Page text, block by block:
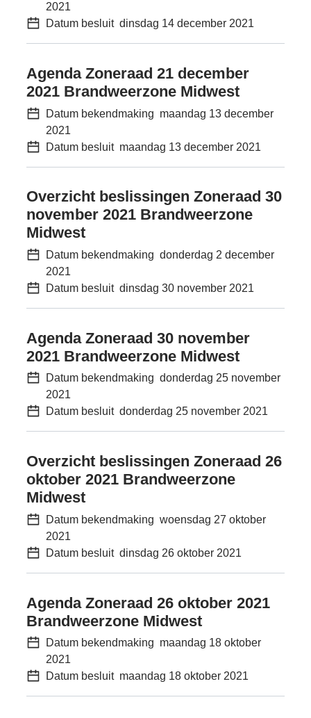
2021
Datum besluit dinsdag 14 december 2021
Agenda Zoneraad 21 december
2021 Brandweerzone Midwest
Datum bekendmaking maandag 13 december
2021
Datum besluit maandag 13 december 2021
Overzicht beslissingen Zoneraad 30
november 2021 Brandweerzone
Midwest
Datum bekendmaking donderdag 2 december
2021
Datum besluit dinsdag 30 november 2021
Agenda Zoneraad 30 november
2021 Brandweerzone Midwest
Datum bekendmaking donderdag 25 november
2021
Datum besluit donderdag 25 november 2021
Overzicht beslissingen Zoneraad 26
oktober 2021 Brandweerzone
Midwest
Datum bekendmaking woensdag 27 oktober
2021
Datum besluit dinsdag 26 oktober 2021
Agenda Zoneraad 26 oktober 2021
Brandweerzone Midwest
Datum bekendmaking maandag 18 oktober
2021
Datum besluit maandag 18 oktober 2021